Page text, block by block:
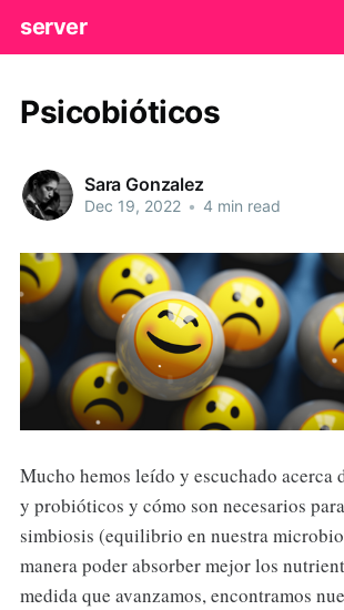
server
Psicobióticos
Sara Gonzalez
Dec 19, 2022 • 4 min read
Mucho hemos leído y escuchado acerca
y probióticos y cómo son necesarios
simbiosis (equilibrio en nuestra
manera poder absorber mejor los
medida que avanzamos, encontramos